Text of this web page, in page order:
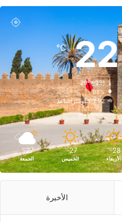
22
℃
29º - 22º
88%
2.92 كيلومتر/ساعة
28
℃
الأربعاء
27
℃
الخميس
27
℃
الجمعة
الأخيرة